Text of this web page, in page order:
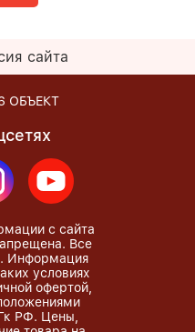
сайта
ОБЪЕКТ
с сайта
Все
Информация
условиях
офертой,
РФ. Цены,